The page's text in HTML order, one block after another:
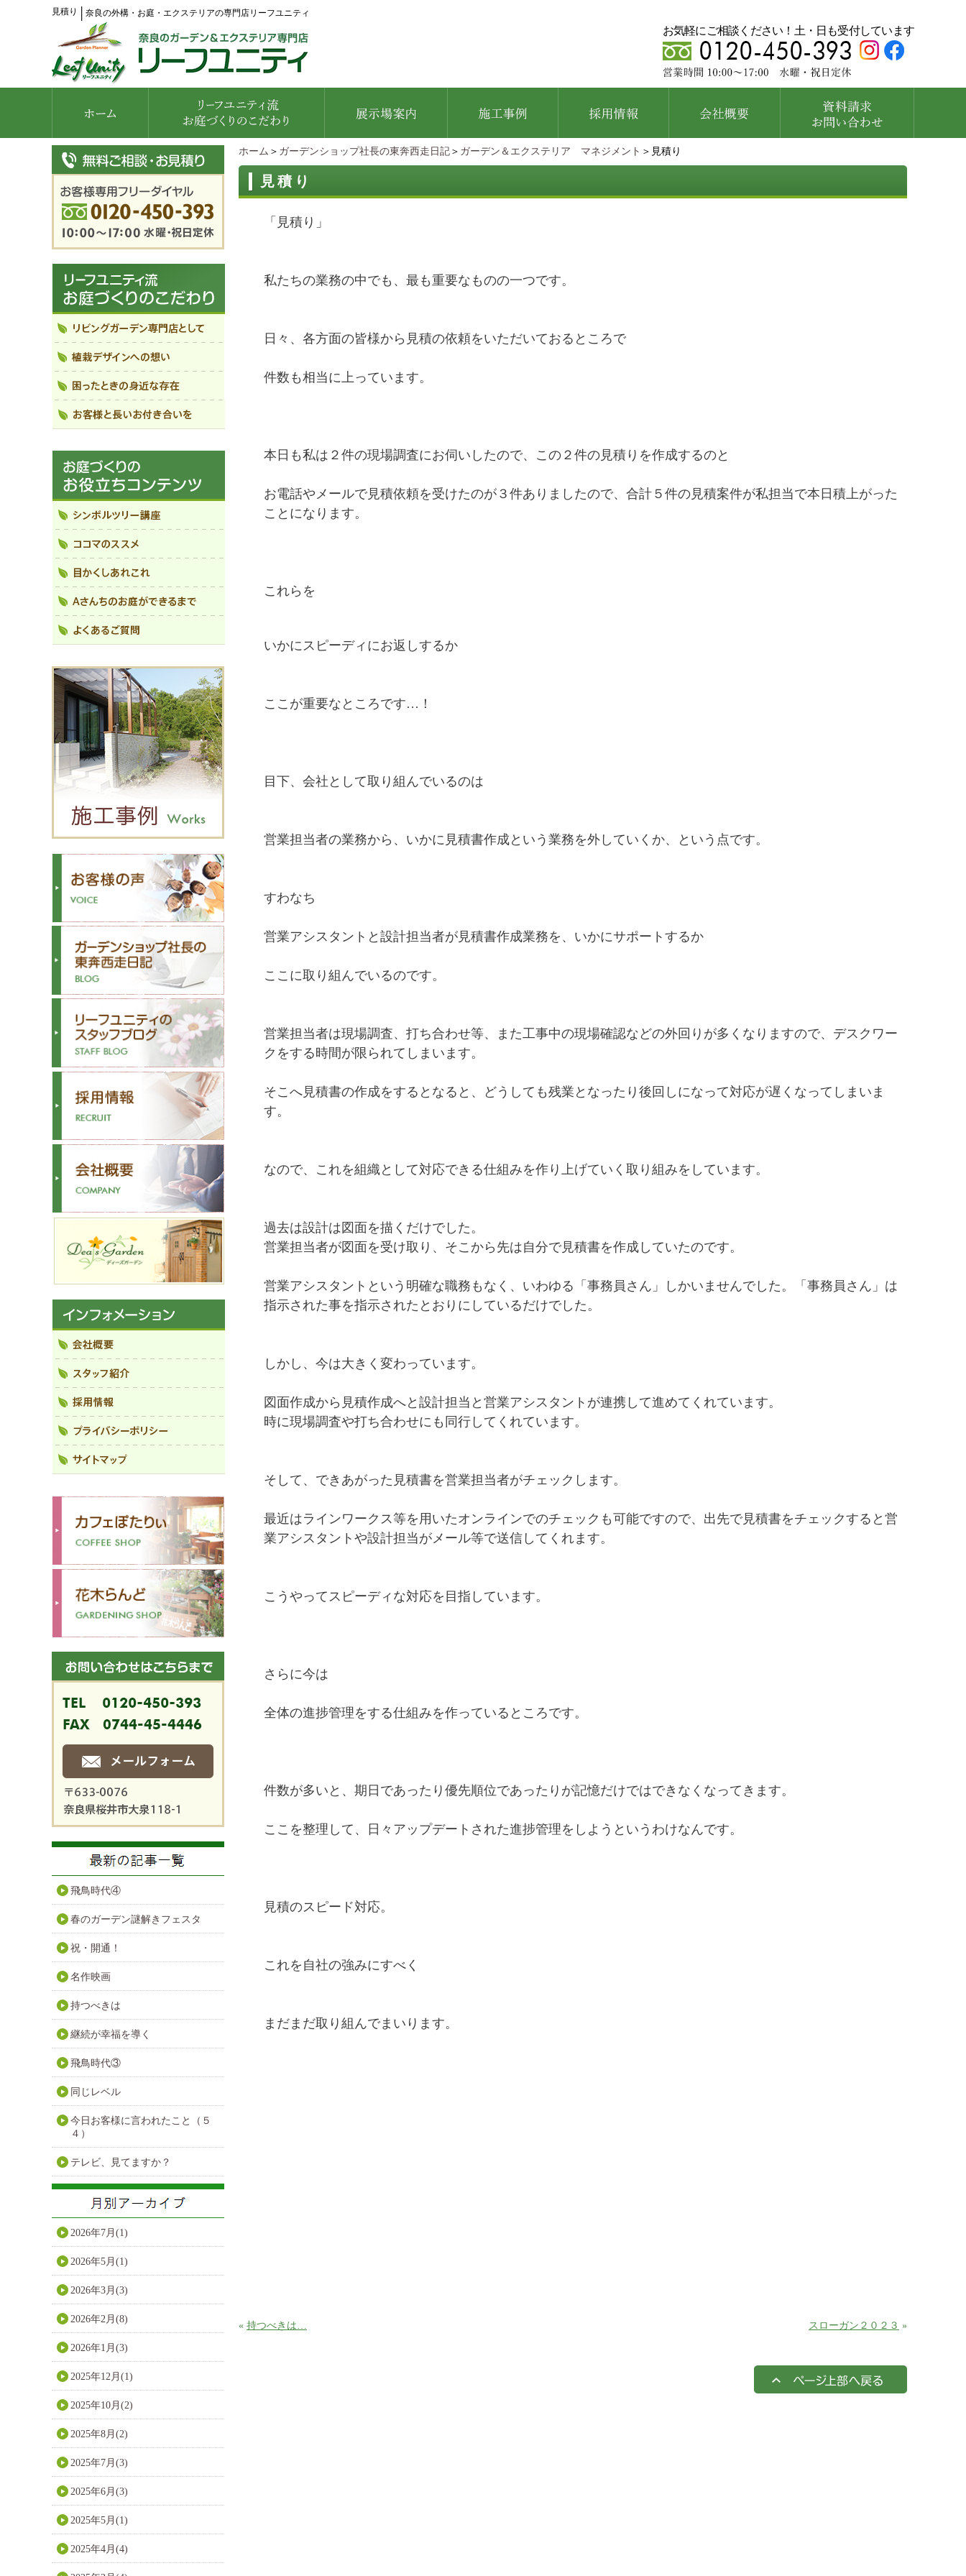
見積り 奈良の外構・お庭・エクステリアの専門店リーフユニティ
お気軽にご相談ください！土・日も受付しています
ホーム ＞ ガーデンショップ社長の東奔西走日記 ＞ ガーデン＆エクステリア マネジメント ＞見積り
見積り
「見積り」
私たちの業務の中でも、最も重要なものの一つです。
日々、各方面の皆様から見積の依頼をいただいておるところで
件数も相当に上っています。
本日も私は２件の現場調査にお伺いしたので、この２件の見積りを作成するのと
お電話やメールで見積依頼を受けたのが３件ありましたので、合計５件の見積案件が私担当で本日積上がった
ことになります。
これらを
いかにスピーディにお返しするか
ここが重要なところです…！
目下、会社として取り組んでいるのは
営業担当者の業務から、いかに見積書作成という業務を外していくか、という点です。
すわなち
営業アシスタントと設計担当者が見積書作成業務を、いかにサポートするか
ここに取り組んでいるのです。
営業担当者は現場調査、打ち合わせ等、また工事中の現場確認などの外回りが多くなりますので、デスクワー
クをする時間が限られてしまいます。
そこへ見積書の作成をするとなると、どうしても残業となったり後回しになって対応が遅くなってしまいま
す。
なので、これを組織として対応できる仕組みを作り上げていく取り組みをしています。
過去は設計は図面を描くだけでした。
営業担当者が図面を受け取り、そこから先は自分で見積書を作成していたのです。
営業アシスタントという明確な職務もなく、いわゆる「事務員さん」しかいませんでした。「事務員さん」は
指示された事を指示されたとおりにしているだけでした。
しかし、今は大きく変わっています。
図面作成から見積作成へと設計担当と営業アシスタントが連携して進めてくれています。
時に現場調査や打ち合わせにも同行してくれています。
そして、できあがった見積書を営業担当者がチェックします。
最近はラインワークス等を用いたオンラインでのチェックも可能ですので、出先で見積書をチェックすると営
業アシスタントや設計担当がメール等で送信してくれます。
こうやってスピーディな対応を目指しています。
さらに今は
全体の進捗管理をする仕組みを作っているところです。
件数が多いと、期日であったり優先順位であったりが記憶だけではできなくなってきます。
ここを整理して、日々アップデートされた進捗管理をしようというわけなんです。
見積のスピード対応。
これを自社の強みにすべく
まだまだ取り組んでまいります。
« 持つべきは… スローガン２０２３ »
飛鳥時代④
春のガーデン謎解きフェスタ
祝・開通！
名作映画
持つべきは
継続が幸福を導く
飛鳥時代③
同じレベル
今日お客様に言われたこと（５
４）
テレビ、見てますか？
2026年7月(1)
2026年5月(1)
2026年3月(3)
2026年2月(8)
2026年1月(3)
2025年12月(1)
2025年10月(2)
2025年8月(2)
2025年7月(3)
2025年6月(3)
2025年5月(1)
2025年4月(4)